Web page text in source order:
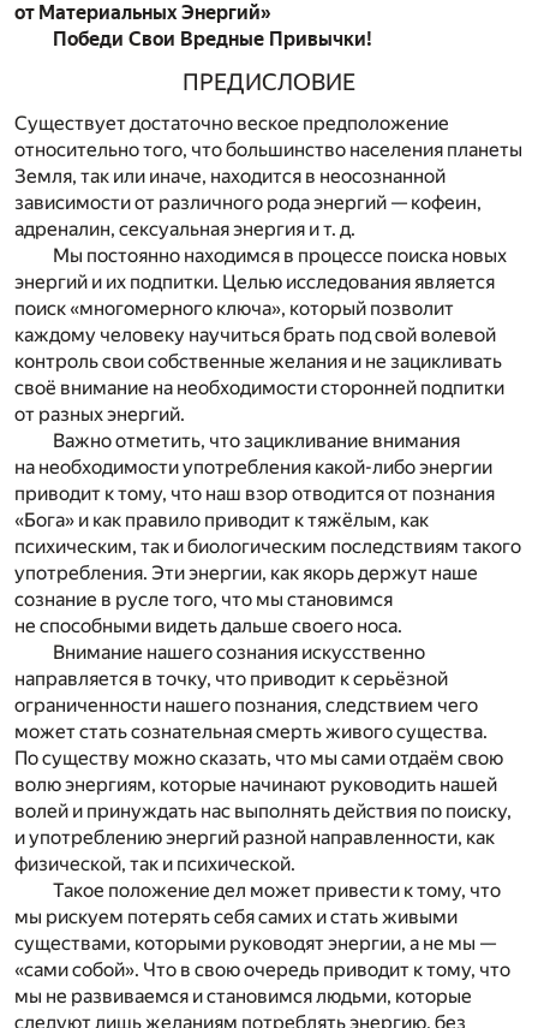
от Материальных Энергий»
Победи Свои Вредные Привычки!
ПРЕДИСЛОВИЕ
Существует достаточно веское предположение
относительно того, что большинство населения планеты
Земля, так или иначе, находится в неосознанной
зависимости от различного рода энергий — кофеин,
адреналин, сексуальная энергия и т. д.
Мы постоянно находимся в процессе поиска новых
энергий и их подпитки. Целью исследования является
поиск «многомерного ключа», который позволит
каждому человеку научиться брать под свой волевой
контроль свои собственные желания и не зацикливать
своё внимание на необходимости сторонней подпитки
от разных энергий.
Важно отметить, что зацикливание внимания
на необходимости употребления какой-либо энергии
приводит к тому, что наш взор отводится от познания
«Бога» и как правило приводит к тяжёлым, как
психическим, так и биологическим последствиям такого
употребления. Эти энергии, как якорь держут наше
сознание в русле того, что мы становимся
не способными видеть дальше своего носа.
Внимание нашего сознания искусственно
направляется в точку, что приводит к серьёзной
ограниченности нашего познания, следствием чего
может стать сознательная смерть живого существа.
По существу можно сказать, что мы сами отдаём свою
волю энергиям, которые начинают руководить нашей
волей и принуждать нас выполнять действия по поиску,
и употреблению энергий разной направленности, как
физической, так и психической.
Такое положение дел может привести к тому, что
мы рискуем потерять себя самих и стать живыми
существами, которыми руководят энергии, а не мы —
«сами собой». Что в свою очередь приводит к тому, что
мы не развиваемся и становимся людьми, которые
следуют лишь желаниям потреблять энергию, без